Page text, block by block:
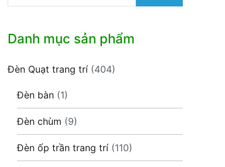
Danh mục sản phẩm
Đèn Quạt trang trí (404)
Đèn bàn (1)
Đèn chùm (9)
Đèn ốp trần trang trí (110)